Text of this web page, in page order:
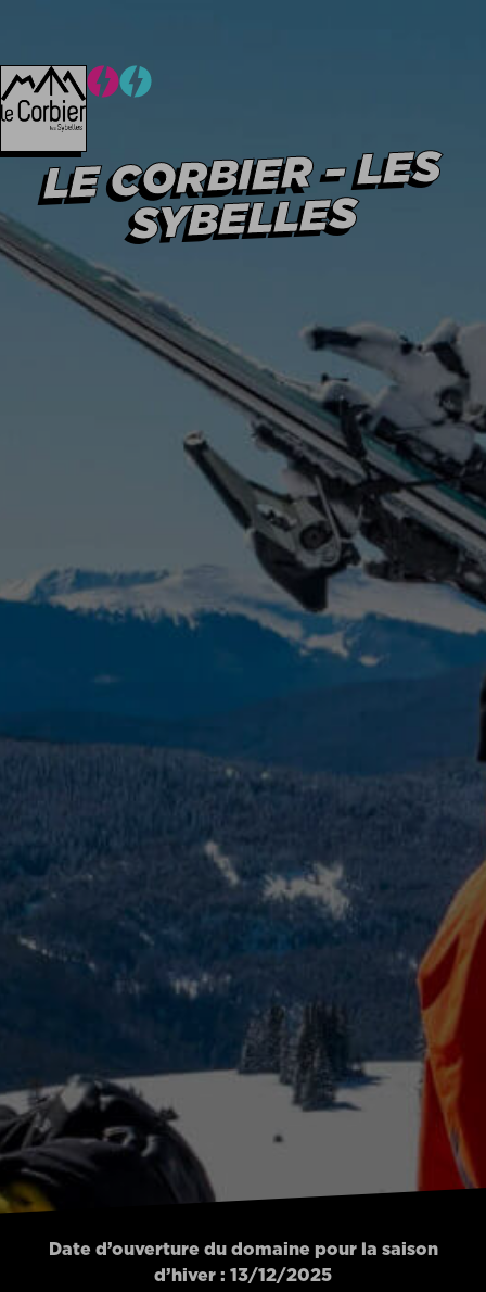
Hiver
Été
LE CORBIER – LES
SYBELLES
Date d’ouverture du domaine pour la saison
d’hiver : 13/12/2025